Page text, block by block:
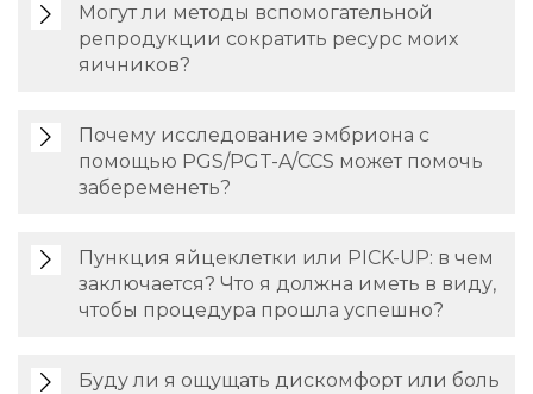
Могут ли методы вспомогательной
репродукции сократить ресурс моих
яичников?
Почему исследование эмбриона с
помощью PGS/PGT-A/CCS может помочь
забеременеть?
Пункция яйцеклетки или PICK-UP: в чем
заключается? Что я должна иметь в виду,
чтобы процедура прошла успешно?
Буду ли я ощущать дискомфорт или боль